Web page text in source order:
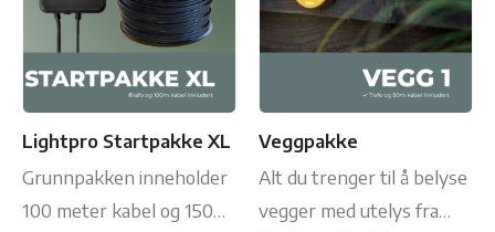
Lightpro Startpakke XL
Grunnpakken inneholder
100 meter kabel og 150w
Veggpakke
Alt du trenger til å belyse
vegger med utelys fra